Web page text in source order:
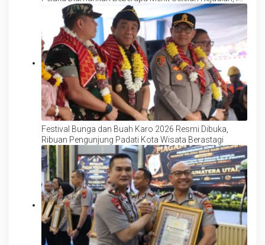
Motifnya
Festival Bunga dan Buah Karo 2026 Resmi Dibuka,
Ribuan Pengunjung Padati Kota Wisata Berastagi